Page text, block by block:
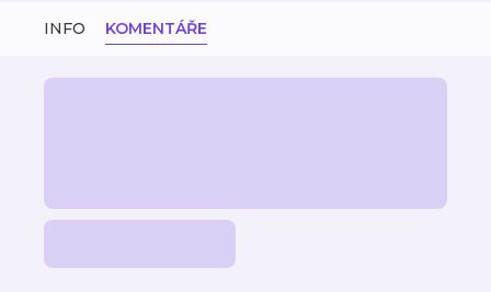
INFO KOMENTÁŘE